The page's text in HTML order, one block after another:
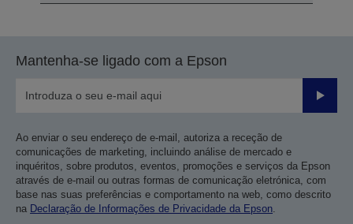
Mantenha-se ligado com a Epson
Enviar
Ao enviar o seu endereço de e-mail, autoriza a receção de
comunicações de marketing, incluindo análise de mercado e
inquéritos, sobre produtos, eventos, promoções e serviços da Epson
através de e-mail ou outras formas de comunicação eletrónica, com
base nas suas preferências e comportamento na web, como descrito
na Declaração de Informações de Privacidade da Epson